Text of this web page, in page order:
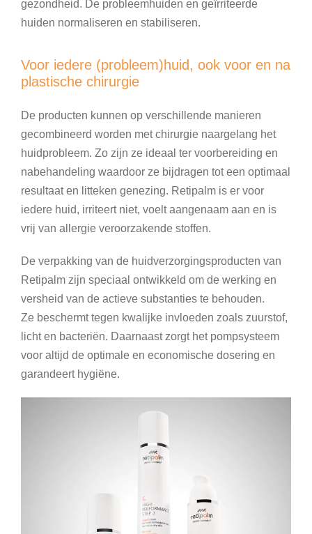
gezondheid. De probleemhuiden en geïrriteerde
huiden normaliseren en stabiliseren.
Voor iedere (probleem)huid, ook voor en na
plastische chirurgie
De producten kunnen op verschillende manieren
gecombineerd worden met chirurgie naargelang het
huidprobleem. Zo zijn ze ideaal ter voorbereiding en
nabehandeling waardoor ze bijdragen tot een optimaal
resultaat en litteken genezing. Retipalm is er voor
iedere huid, irriteert niet, voelt aangenaam aan en is
vrij van allergie veroorzakende stoffen.
De verpakking van de huidverzorgingsproducten van
Retipalm zijn speciaal ontwikkeld om de werking en
versheid van de actieve substanties te behouden.
Ze beschermt tegen kwalijke invloeden zoals zuurstof,
licht en bacteriën. Daarnaast zorgt het pompsysteem
voor altijd de optimale en economische dosering en
garandeert hygiëne.